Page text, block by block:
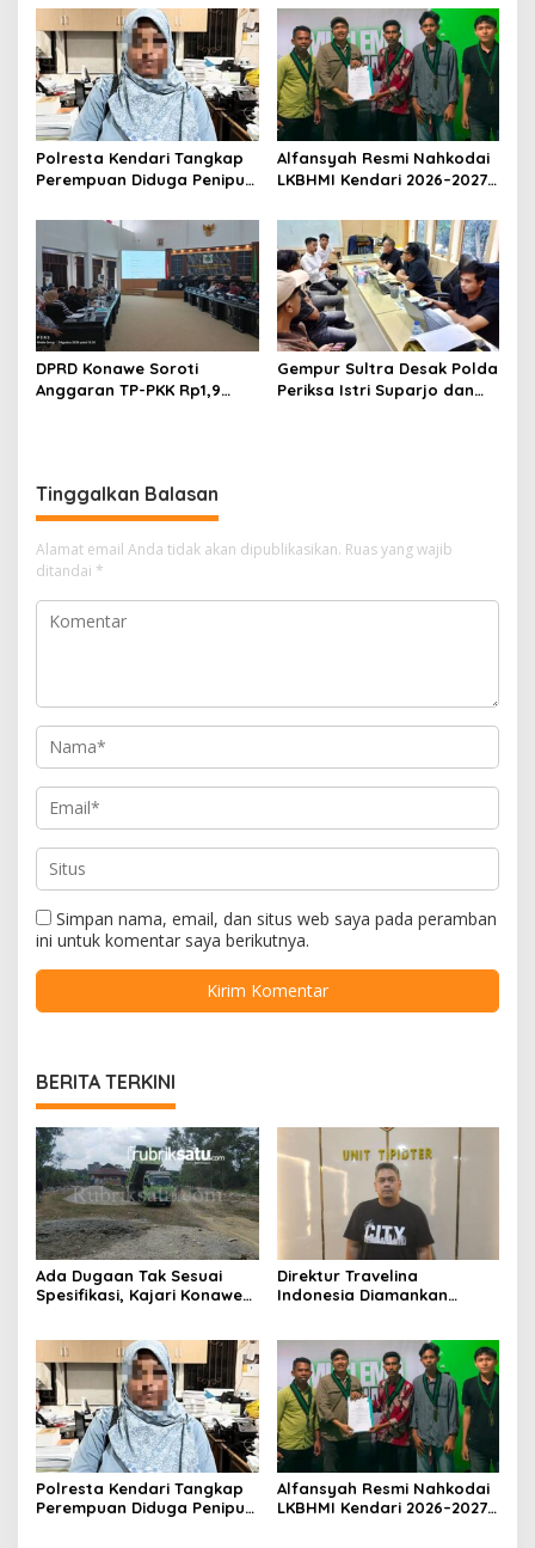
Rupbasan Rp1,9 Miliar
Dihentikan
Penelantaran Jemaah
Umrah Masuk Babak Baru
Polresta Kendari Tangkap
Perempuan Diduga Penipu
Rp588,1 Juta
Alfansyah Resmi Nahkodai
LKBHMI Kendari 2026–2027,
Hukum
DPRD Konawe Soroti
Anggaran TP-PKK Rp1,9
Gempur Sultra Desak Polda
Periksa Istri Suparjo dan
Tinggalkan Balasan
Alamat email Anda tidak akan dipublikasikan. Ruas yang wajib
ditandai *
Simpan nama, email, dan situs web saya pada peramban
ini untuk komentar saya berikutnya.
BERITA TERKINI
Ada Dugaan Tak Sesuai
Spesifikasi, Kajari Konawe
Dihentikan
Direktur Travelina
Indonesia Diamankan
Umrah Masuk Babak Baru
Polresta Kendari Tangkap
Perempuan Diduga Penipu
Alfansyah Resmi Nahkodai
LKBHMI Kendari 2026–2027,